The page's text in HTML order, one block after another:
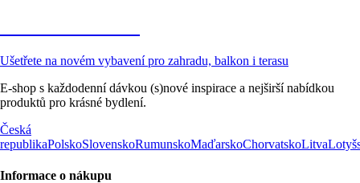
Ušetřete na novém vybavení pro zahradu, balkon i terasu
E-shop s každodenní dávkou (s)nové inspirace a nejširší nabídkou
produktů pro krásné bydlení.
Česká
republikaPolskoSlovenskoRumunskoMaďarskoChorvatskoLitva
Informace o nákupu